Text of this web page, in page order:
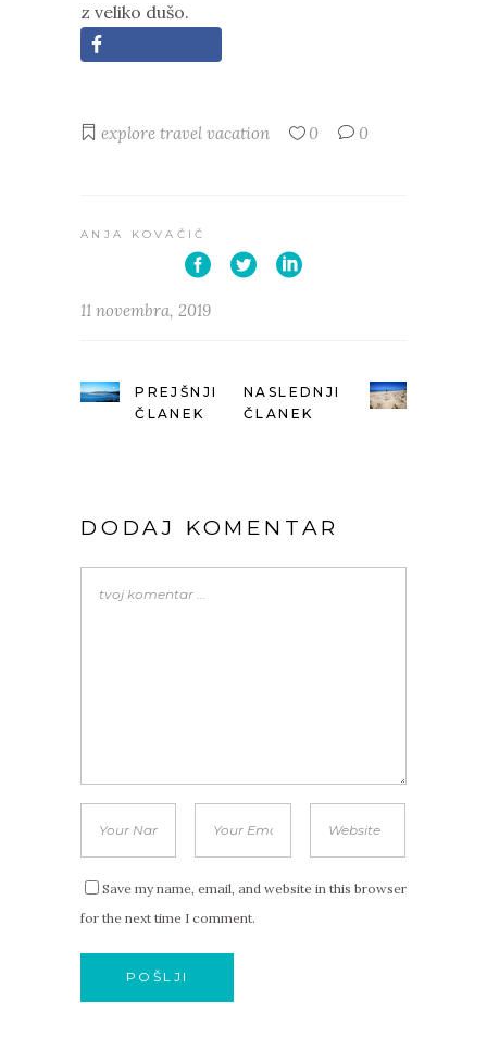
z veliko dušo.
explore travel vacation 0 0
ANJA KOVAČIČ
11 novembra, 2019
PREJŠNJI
ČLANEK
NASLEDNJI
ČLANEK
DODAJ KOMENTAR
Save my name, email, and website in this browser
for the next time I comment.